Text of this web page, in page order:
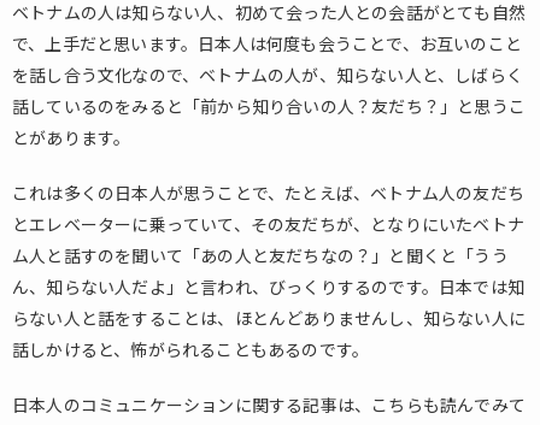
ま）
う文
化が
ある
6.
性
を
事
に
す
る
会
ベトナムの人は知らない人、初めて会った人との会話がとても自然
で、上手だと思います。日本人は何度も会うことで、お互いのこと
を話し合う文化なので、ベトナムの人が、知らない人と、しばらく
話しているのをみると「前から知り合いの人？友だち？」と思うこ
とがあります。
これは多くの日本人が思うことで、たとえば、ベトナム人の友だち
とエレベーターに乗っていて、その友だちが、となりにいたベトナ
ム人と話すのを聞いて「あの人と友だちなの？」と聞くと「うう
ん、知らない人だよ」と言われ、びっくりするのです。日本では知
らない人と話をすることは、ほとんどありませんし、知らない人に
話しかけると、怖がられることもあるのです。
日本人のコミュニケーションに関する記事は、こちらも読んでみて